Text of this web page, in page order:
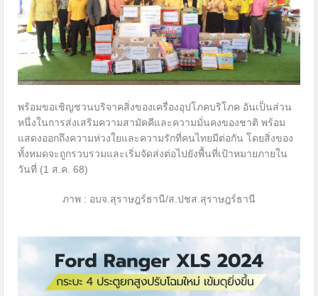
พร้อมขอเชิญชวนบริจาคสิ่งของเครื่องอุปโภคบริโภค อันเป็นส่วน
หนึ่งในการส่งเสริมความสามัคคีและความมั่นคงของชาติ พร้อม
แสดงออกถึงความห่วงใยและความรักที่คนไทยมีต่อกัน โดยสิ่งของ
ทั้งหมดจะถูกรวบรวมและเริ่มจัดส่งต่อไปยังพื้นที่เป้าหมายภายใน
วันที่ (1 ส.ค. 68)
ภาพ : อบจ.สุราษฎร์ธานี/ส.ปชส.สุราษฎร์ธานี